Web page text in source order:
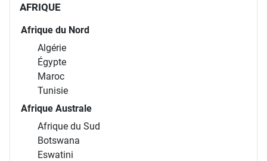
AFRIQUE
Afrique du Nord
Algérie
Égypte
Maroc
Tunisie
Afrique Australe
Afrique du Sud
Botswana
Eswatini